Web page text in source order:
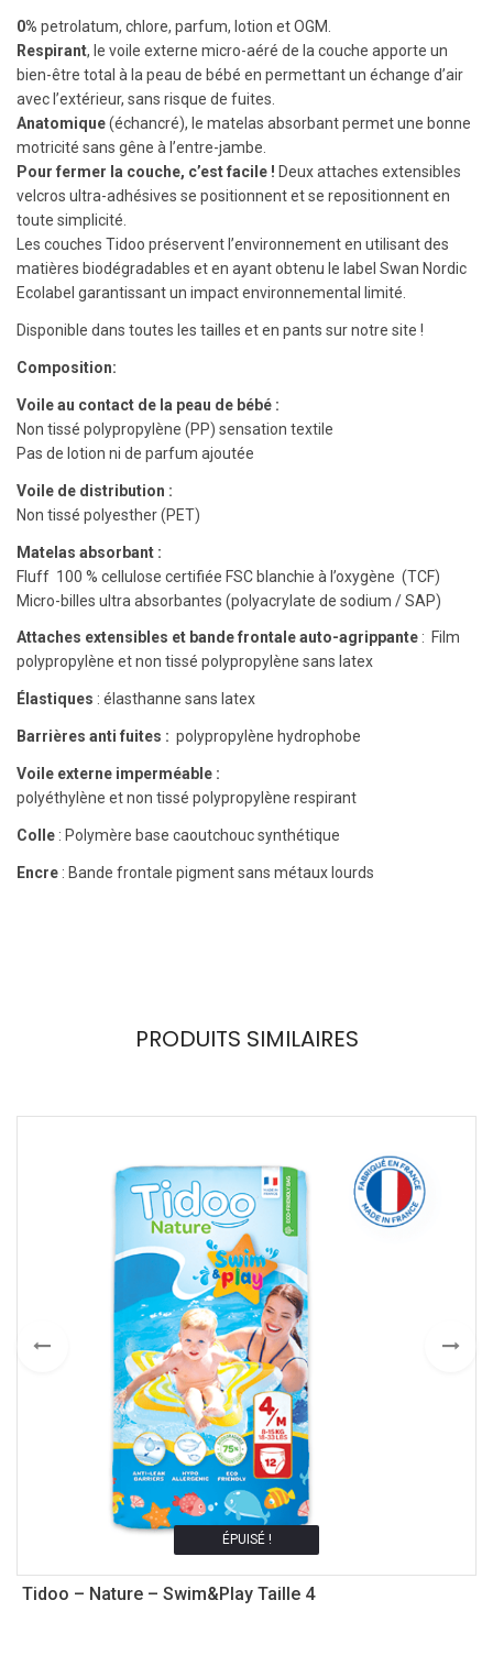
0% petrolatum, chlore, parfum, lotion et OGM.
Respirant, le voile externe micro-aéré de la couche apporte un
bien-être total à la peau de bébé en permettant un échange d’air
avec l’extérieur, sans risque de fuites.
Anatomique(échancré), le matelas absorbant permet une bonne
motricité sans gêne à l’entre-jambe.
Pour fermer la couche, c’est facile ! Deux attaches extensibles
velcros ultra-adhésives se positionnent et se repositionnent en
toute simplicité.
Les couches Tidoo préservent l’environnement en utilisant des
matières biodégradables et en ayant obtenu le label Swan Nordic
Ecolabel garantissant un impact environnemental limité.
Disponible dans toutes les tailles et en pants sur notre site !
Composition:
Voile au contact de la peau de bébé :
Non tissé polypropylène (PP) sensation textile
Pas de lotion ni de parfum ajoutée
Voile de distribution :
Non tissé polyesther (PET)
Matelas absorbant :
Fluff 100 % cellulose certifiée FSC blanchie à l’oxygène (TCF)
Micro-billes ultra absorbantes (polyacrylate de sodium / SAP)
Attaches extensibles et bande frontale auto-agrippante : Film
polypropylène et non tissé polypropylène sans latex
Élastiques : élasthanne sans latex
Barrières anti fuites : polypropylène hydrophobe
Voile externe imperméable :
polyéthylène et non tissé polypropylène respirant
Colle : Polymère base caoutchouc synthétique
Encre : Bande frontale pigment sans métaux lourds
PRODUITS SIMILAIRES
ÉPUISÉ !
Tidoo – Nature – Swim&Play Taille 4